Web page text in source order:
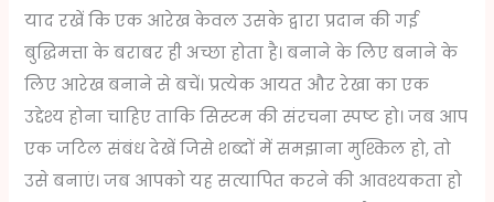
याद रखें कि एक आरेख केवल उसके द्वारा प्रदान की गई
बुद्धिमत्ता के बराबर ही अच्छा होता है। बनाने के लिए बनाने के
लिए आरेख बनाने से बचें। प्रत्येक आयत और रेखा का एक
उद्देश्य होना चाहिए ताकि सिस्टम की संरचना स्पष्ट हो। जब आप
एक जटिल संबंध देखें जिसे शब्दों में समझाना मुश्किल हो, तो
उसे बनाएं। जब आपको यह सत्यापित करने की आवश्यकता हो